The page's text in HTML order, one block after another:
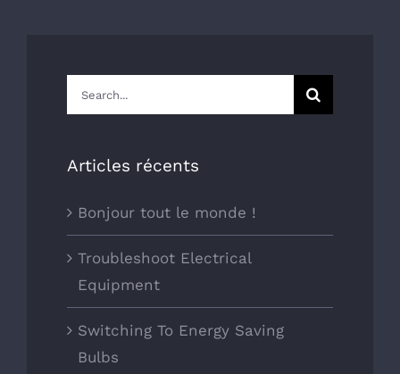
Search
for:
Articles récents
Bonjour tout le monde !
Troubleshoot Electrical
Equipment
Switching To Energy Saving
Bulbs